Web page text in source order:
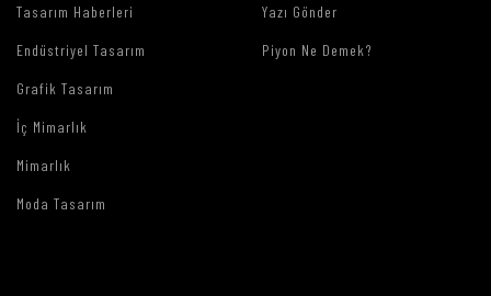
Tasarım Haberleri
Endüstriyel Tasarım
Grafik Tasarım
İç Mimarlık
Mimarlık
Moda Tasarım
Yazı Gönder
Piyon Ne Demek?